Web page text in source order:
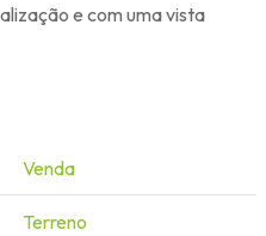
e com uma vista
Venda
Terreno